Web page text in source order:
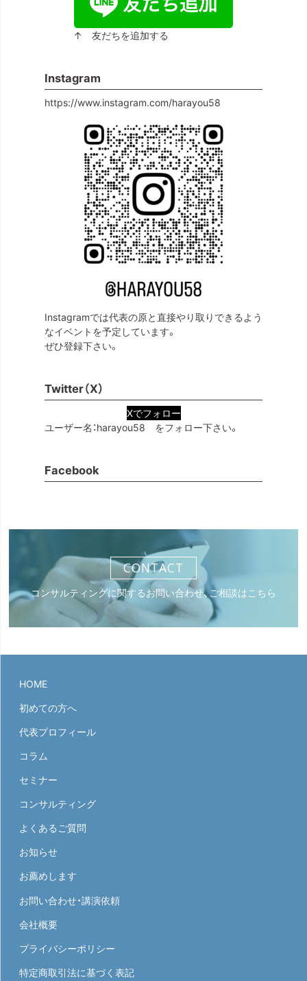
↑ 友だちを追加する
Instagram
https://www.instagram.com/harayou58
Instagramでは代表の原と直接やり取りできるよう
なイベントを予定しています。
ぜひ登録下さい。
Twitter（X）
Xでフォロー
ユーザー名：harayou58 をフォロー下さい。
Facebook
CONTACT
コンサルティングに関するお問い合わせ、ご相談はこちら
HOME
初めての方へ
代表プロフィール
コラム
セミナー
コンサルティング
よくあるご質問
お知らせ
お薦めします
お問い合わせ・講演依頼
会社概要
プライバシーポリシー
特定商取引法に基づく表記